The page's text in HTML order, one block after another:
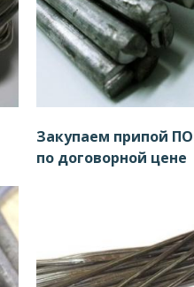
Закупаем припой
по договорной цене